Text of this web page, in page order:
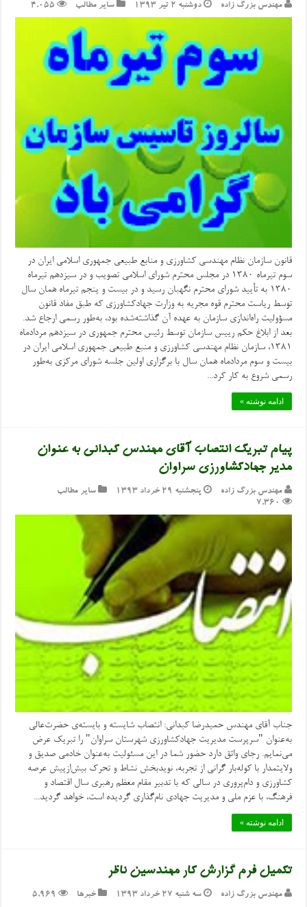
مهندس بزرگ زاده دوشنبه ۲ تیر ۱۳۹۳ سایر مطالب 4,055
قانون سازمان نظام مهندسی کشاورزی و منابع طبیعی جمهوری اسلامی ایران در
سوم تیرماه ۱۳۸۰ در مجلس محترم شورای اسلامی تصویب و در سیزدهم تیرماه
۱۳۸۰ به تأیید شورای محترم نگهبان رسید و در بیست و پنجم تیرماه همان سال
توسط ریاست محترم قوه مجریه به وزارت جهادکشاورزی که طبق مفاد قانون
مسؤولیت راه‌اندازی سازمان به عهده آن گذاشته‌شده بود، به‌طور رسمی ارجاع شد.
بعد از ابلاغ حکم رییس سازمان توسط رئیس محترم جمهوری در سیزدهم مردادماه
۱۳۸۱، سازمان نظام مهندسی کشاورزی و منبع طبیعی جمهوری اسلامی ایران در
بیست و سوم مردادماه همان سال با برگزاری اولین جلسه شورای مرکزی به‌طور
رسمی شروع به کار کرد...
ادامه نوشته »
پیام تبریک انتصاب آقای مهندس کبدانی به عنوان
مدیر جهادکشاورزی سراوان
مهندس بزرگ زاده پنجشنبه ۲۹ خرداد ۱۳۹۳
سایر مطالب
7,360
جناب آقای مهندس حمیدرضا کبدانی: انتصاب شایسته و بایسته‌ی حضرت‌عالی
به‌عنوان "سرپرست مدیریت جهادکشاورزی شهرستان سراوان" را تبريك عرض
می‌نمایم. رجای واثق دارد حضور شما در اين مسئوليت به‌عنوان خادمي صديق و
ولايتمدار با کوله‌بار گرانی از تجربه، نویدبخش نشاط و تحرك بیش‌ازپیش عرصه
کشاورزی و دام‌پروری در سالي كه با تدبير مقام معظم رهبري سال اقتصاد و
فرهنگ، با عزم ملی و مدیریت جهادی نام‌گذاری گرديده است، خواهد گرديد...
ادامه نوشته »
تکمیل فرم گزارش کار مهندسین ناظر
مهندس بزرگ زاده سه شنبه ۲۷ خرداد ۱۳۹۳ خبرها 5,969